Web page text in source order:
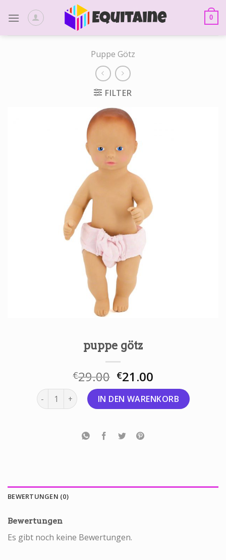
0
Puppe Götz
FILTER
puppe götz
€29.00 €21.00
puppe götz MengeIN DEN WARENKORB
BEWERTUNGEN (0)
Bewertungen
Es gibt noch keine Bewertungen.